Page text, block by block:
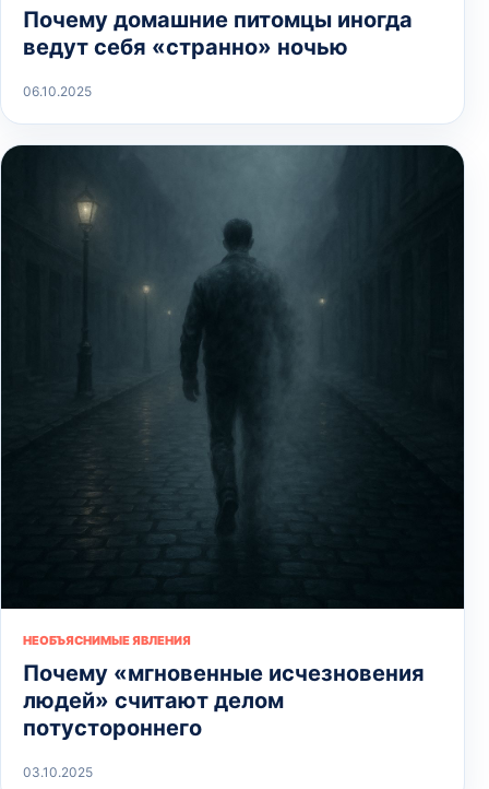
Почему домашние питомцы иногда
ведут себя «странно» ночью
06.10.2025
НЕОБЪЯСНИМЫЕ ЯВЛЕНИЯ
Почему «мгновенные исчезновения
людей» считают делом
потустороннего
03.10.2025